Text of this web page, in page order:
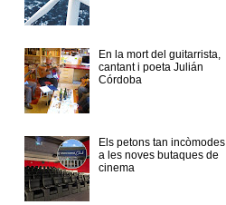
En la mort del guitarrista,
cantant i poeta Julián
Córdoba
Els petons tan incòmodes
a les noves butaques de
cinema